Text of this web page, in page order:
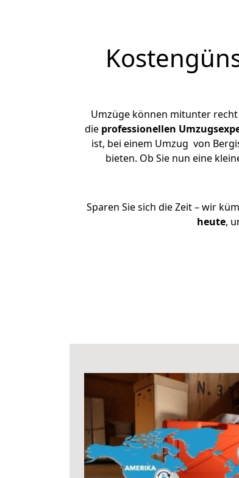
Umzüge können mitunter
die professionellen
ist, bei einem Umzug von
bieten. Ob Sie nun eine
Sparen Sie sich die Zeit – wir
heute,